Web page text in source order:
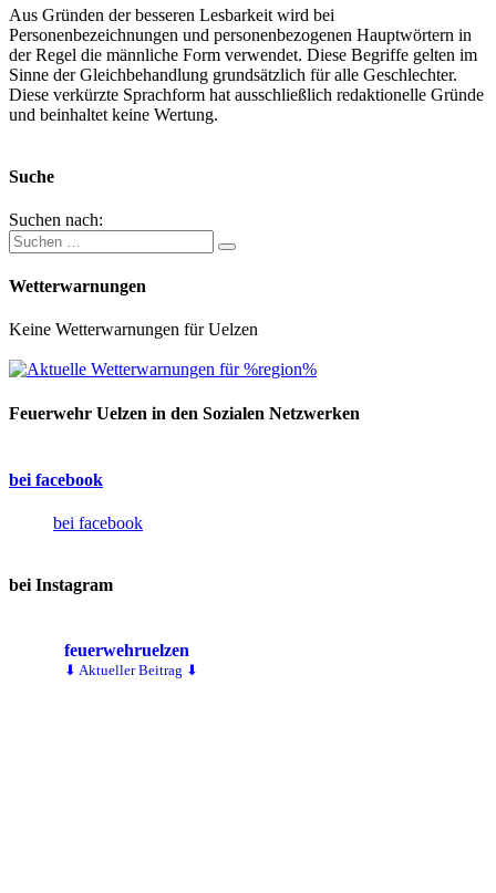
Aus Gründen der besseren Lesbarkeit wird bei
Personenbezeichnungen und personenbezogenen Hauptwörtern in
der Regel die männliche Form verwendet. Diese Begriffe gelten im
Sinne der Gleichbehandlung grundsätzlich für alle Geschlechter.
Diese verkürzte Sprachform hat ausschließlich redaktionelle Gründe
und beinhaltet keine Wertung.
Suche
Suchen nach:
Wetterwarnungen
Keine Wetterwarnungen für Uelzen
Feuerwehr Uelzen in den Sozialen Netzwerken
bei facebook
bei facebook
bei Instagram
feuerwehruelzen
⬇ Aktueller Beitrag ⬇